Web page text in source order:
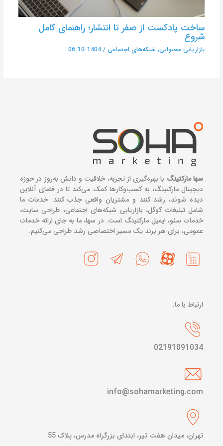
ساخت پادکست از صفر تا انتشار؛ راهنمای کامل
شروع
بازاریابی محتوایی, شبکه‌های اجتماعی/
1404-10-06
سها مارکتینگ با بهره‌گیری از تجربه، خلاقیت و دانش به‌روز در حوزه
دیجیتال مارکتینگ، به کسب‌وکارها کمک می‌کند تا در فضای آنلاین
دیده شوند، رشد کنند و مشتریان واقعی جذب کنند. خدمات ما
شامل تبلیغات گوگل، بازاریابی شبکه‌های اجتماعی، طراحی سایت،
خدمات سئو، ایمیل مارکتینگ است. در سها، ما به جای ارائه خدمات
عمومی، برای هر برند یک مسیر اختصاصی رشد طراحی می‌کنیم.
ارتباط با ما:
02191091034
info@sohamarketing.com
تهران، میدان هفت تیر، ابتدای بزرگراه مدرس، پلاک 55